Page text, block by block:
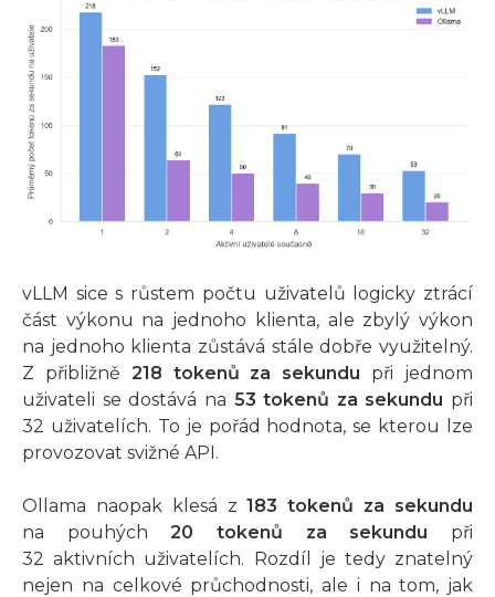
vLLM sice s růstem počtu uživatelů logicky ztrácí
část výkonu na jednoho klienta, ale zbylý výkon
na jednoho klienta zůstává stále dobře využitelný.
Z přibližně 218 tokenů za sekundu při jednom
uživateli se dostává na 53 tokenů za sekundu při
32 uživatelích. To je pořád hodnota, se kterou lze
provozovat svižné API.
Ollama naopak klesá z183 tokenů za sekundu
na pouhých20 tokenů za sekundu při
32 aktivních uživatelích. Rozdíl je tedy znatelný
nejen na celkové průchodnosti, ale i na tom, jak